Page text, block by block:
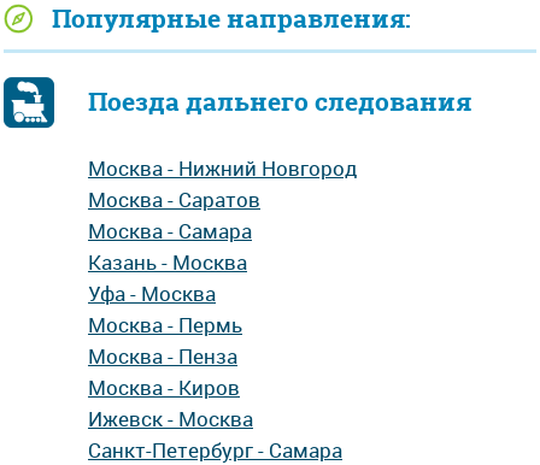
Популярные направления:
Поезда дальнего следования
Москва - Нижний Новгород
Москва - Саратов
Москва - Самара
Казань - Москва
Уфа - Москва
Москва - Пермь
Москва - Пенза
Москва - Киров
Ижевск - Москва
Санкт-Петербург - Самара